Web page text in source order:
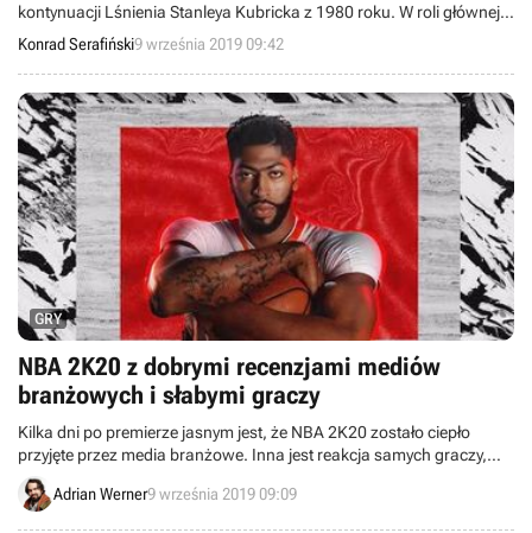
kontynuacji Lśnienia Stanleya Kubricka z 1980 roku. W roli głównej
zobaczymy Ewana McGregora, który wcieli się w dorosłego
Danny'ego Torrance'a.
Konrad Serafiński9 września 2019 09:42
GRY
NBA 2K20 z dobrymi recenzjami mediów
branżowych i słabymi graczy
Kilka dni po premierze jasnym jest, że NBA 2K20 zostało ciepło
przyjęte przez media branżowe. Inna jest reakcja samych graczy,
którzy zasypali serwis Steam negatywnymi recenzjami.
Adrian Werner9 września 2019 09:09